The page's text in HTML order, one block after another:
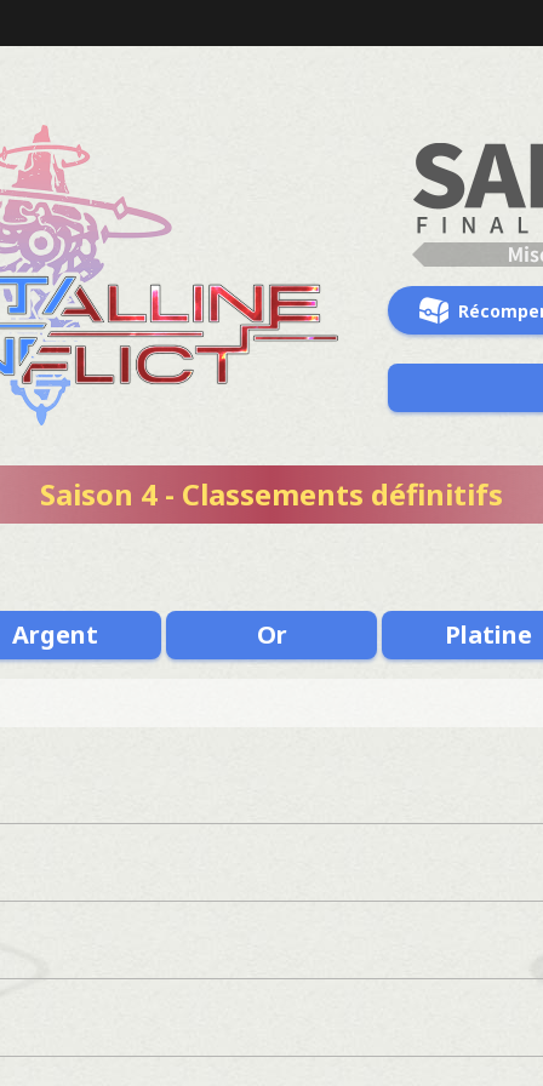
Saison 4 - Classements définitifs
Argent Or Platine